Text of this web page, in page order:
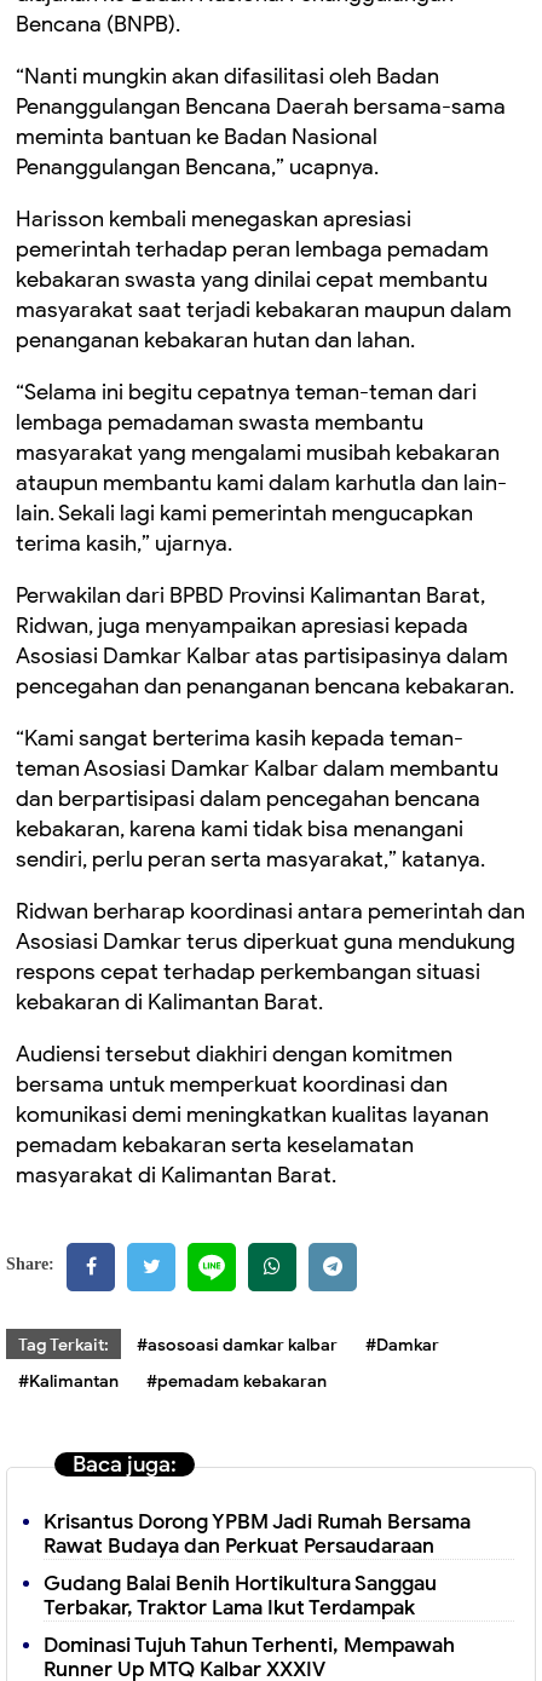
Bencana (BNPB).
“Nanti mungkin akan difasilitasi oleh Badan
Penanggulangan Bencana Daerah bersama-sama
meminta bantuan ke Badan Nasional
Penanggulangan Bencana,” ucapnya.
Harisson kembali menegaskan apresiasi
pemerintah terhadap peran lembaga pemadam
kebakaran swasta yang dinilai cepat membantu
masyarakat saat terjadi kebakaran maupun dalam
penanganan kebakaran hutan dan lahan.
“Selama ini begitu cepatnya teman-teman dari
lembaga pemadaman swasta membantu
masyarakat yang mengalami musibah kebakaran
ataupun membantu kami dalam karhutla dan lain-
lain. Sekali lagi kami pemerintah mengucapkan
terima kasih,” ujarnya.
Perwakilan dari BPBD Provinsi Kalimantan Barat,
Ridwan, juga menyampaikan apresiasi kepada
Asosiasi Damkar Kalbar atas partisipasinya dalam
pencegahan dan penanganan bencana kebakaran.
“Kami sangat berterima kasih kepada teman-
teman Asosiasi Damkar Kalbar dalam membantu
dan berpartisipasi dalam pencegahan bencana
kebakaran, karena kami tidak bisa menangani
sendiri, perlu peran serta masyarakat,” katanya.
Ridwan berharap koordinasi antara pemerintah dan
Asosiasi Damkar terus diperkuat guna mendukung
respons cepat terhadap perkembangan situasi
kebakaran di Kalimantan Barat.
Audiensi tersebut diakhiri dengan komitmen
bersama untuk memperkuat koordinasi dan
komunikasi demi meningkatkan kualitas layanan
pemadam kebakaran serta keselamatan
masyarakat di Kalimantan Barat.
Share:
Tag Terkait: #asosoasi damkar kalbar
#Damkar
#Kalimantan
#pemadam kebakaran
Baca juga:
Krisantus Dorong YPBM Jadi Rumah Bersama
Rawat Budaya dan Perkuat Persaudaraan
Gudang Balai Benih Hortikultura Sanggau
Terbakar, Traktor Lama Ikut Terdampak
Dominasi Tujuh Tahun Terhenti, Mempawah
Runner Up MTQ Kalbar XXXIV